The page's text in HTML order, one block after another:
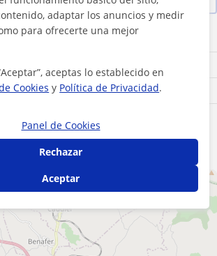
Lu
adaptar los anuncios y medir
para ofrecerte una mejor
aceptas lo establecido en
Cookies y Política de Privacidad.
Panel de Cookies
Rechazar
Aceptar